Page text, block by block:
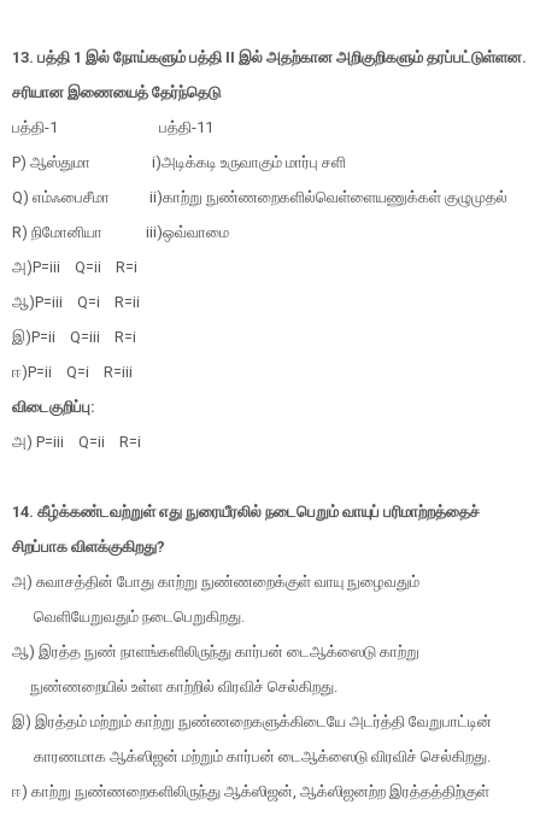
13. பத்தி 1 இல் நோய்களும் பத்தி II இல் அதற்கான அறிகுறிகளும் தரப்பட்டுள்ளன.
சரியான இணையைத் தேர்ந்தெடு
பத்தி-1
பத்தி-11
P) ஆஸ்துமா i)அடிக்கடி உருவாகும் மார்பு சளி
Q) எம்ஃபைசீமா ii)காற்று நுண்ணறைகளில்வெள்ளையணுக்கள் குழுமுதல்
R) நிமோனியா iii)ஒவ்வாமை
அ)P=iii Q=ii R=i
ஆ)P=iii Q=i R=ii
இ)P=ii Q=iii R=i
ஈ)P=ii Q=i R=iii
விடைகுறிப்பு:
அ) P=iii Q=ii R=i
14. கீழ்க்கண்டவற்றுள் எது நுரையீரலில் நடைபெறும் வாயுப் பரிமாற்றத்தைச்
சிறப்பாக விளக்குகிறது?
அ) சுவாசத்தின் போது காற்று நுண்ணறைக்குள் வாயு நுழைவதும்
வெளியேறுவதும் நடைபெறுகிறது.
ஆ) இரத்த நுண் நாளங்களிலிருந்து கார்பன் டைஆக்ஸைடு காற்று
நுண்ணறையில் உள்ள காற்றில் விரவிச் செல்கிறது.
இ) இரத்தம் மற்றும் காற்று நுண்ணறைகளுக்கிடையே அடர்த்தி வேறுபாட்டின்
காரணமாக ஆக்ஸிஜன் மற்றும் கார்பன் டைஆக்ஸைடு விரவிச் செல்கிறது.
ஈ) காற்று நுண்ணறைகளிலிருந்து ஆக்ஸிஜன், ஆக்ஸிஜனற்ற இரத்தத்திற்குள்